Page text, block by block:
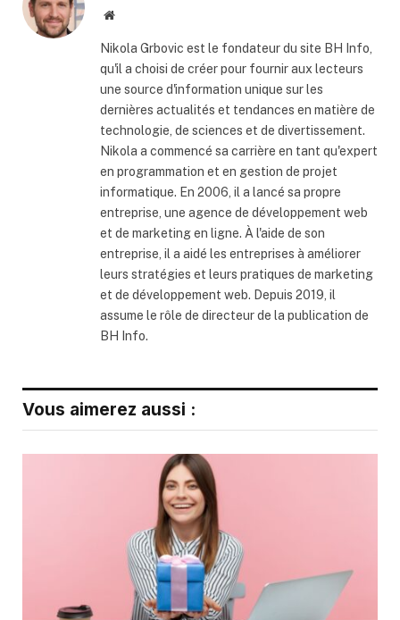
Website
Nikola Grbovic est le fondateur du site BH Info,
qu'il a choisi de créer pour fournir aux lecteurs
une source d'information unique sur les
dernières actualités et tendances en matière de
technologie, de sciences et de divertissement.
Nikola a commencé sa carrière en tant qu'expert
en programmation et en gestion de projet
informatique. En 2006, il a lancé sa propre
entreprise, une agence de développement web
et de marketing en ligne. À l'aide de son
entreprise, il a aidé les entreprises à améliorer
leurs stratégies et leurs pratiques de marketing
et de développement web. Depuis 2019, il
assume le rôle de directeur de la publication de
BH Info.
Vous aimerez aussi :